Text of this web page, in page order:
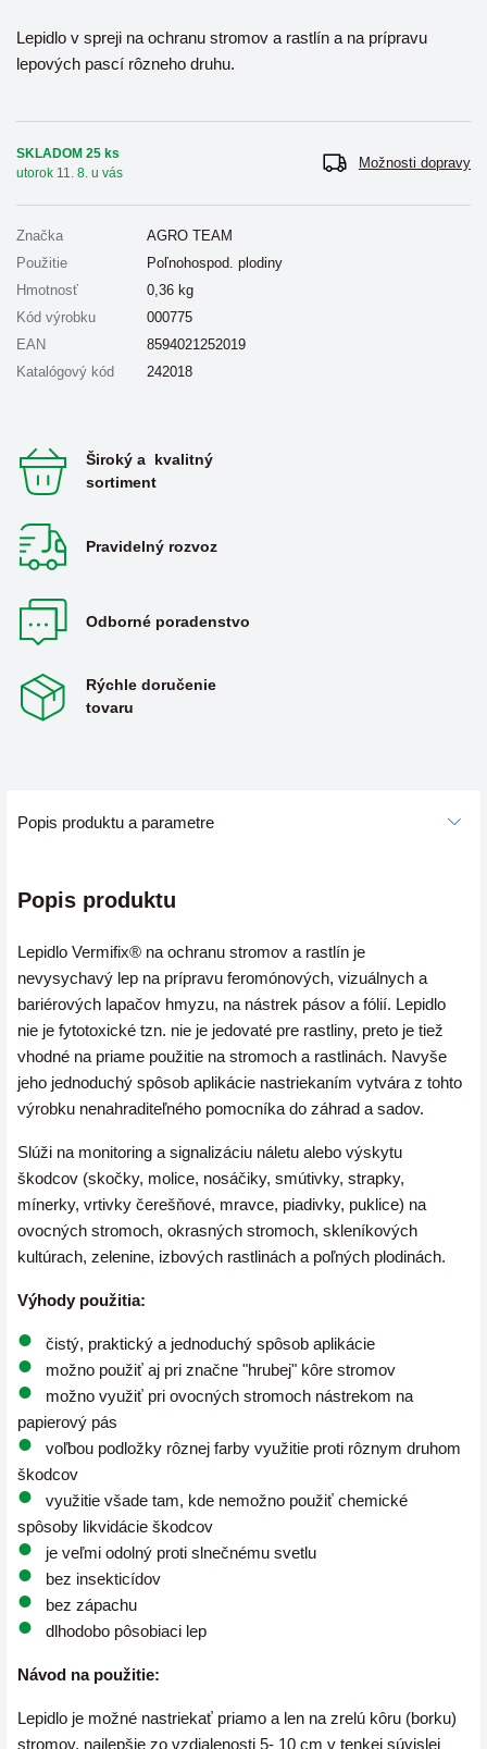
Lepidlo v spreji na ochranu stromov a rastlín a na prípravu
lepových pascí rôzneho druhu.
SKLADOM 25 ks
utorok 11. 8. u vás
Možnosti dopravy
Značka
AGRO TEAM
Použitie
Poľnohospod. plodiny
Hmotnosť
0,36 kg
Kód výrobku
000775
EAN
8594021252019
Katalógový kód
242018
Široký a kvalitný
sortiment
Pravidelný rozvoz
Odborné poradenstvo
Rýchle doručenie
tovaru
Popis produktu a parametre
Popis produktu
Lepidlo Vermifix® na ochranu stromov a rastlín je
nevysychavý lep na prípravu feromónových, vizuálnych a
bariérových lapačov hmyzu, na nástrek pásov a fólií. Lepidlo
nie je fytotoxické tzn. nie je jedovaté pre rastliny, preto je tiež
vhodné na priame použitie na stromoch a rastlinách. Navyše
jeho jednoduchý spôsob aplikácie nastriekaním vytvára z tohto
výrobku nenahraditeľného pomocníka do záhrad a sadov.
Slúži na monitoring a signalizáciu náletu alebo výskytu
škodcov (skočky, molice, nosáčiky, smútivky, strapky,
mínerky, vrtivky čerešňové, mravce, piadivky, puklice) na
ovocných stromoch, okrasných stromoch, skleníkových
kultúrach, zelenine, izbových rastlinách a poľných plodinách.
Výhody použitia:
čistý, praktický a jednoduchý spôsob aplikácie
možno použiť aj pri značne "hrubej" kôre stromov
možno využiť pri ovocných stromoch nástrekom na
papierový pás
voľbou podložky rôznej farby využitie proti rôznym druhom
škodcov
využitie všade tam, kde nemožno použiť chemické
spôsoby likvidácie škodcov
je veľmi odolný proti slnečnému svetlu
bez insekticídov
bez zápachu
dlhodobo pôsobiaci lep
Návod na použitie:
Lepidlo je možné nastriekať priamo a len na zrelú kôru (borku)
stromov, najlepšie zo vzdialenosti 5- 10 cm v tenkej súvislej